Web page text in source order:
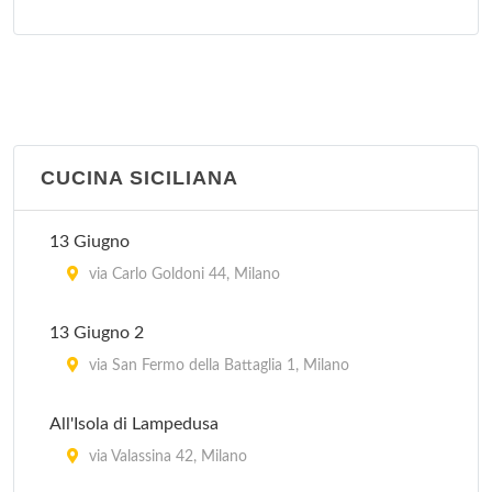
via Goffredo Sigieri 10, Milano
CUCINA SICILIANA
13 Giugno
via Carlo Goldoni 44, Milano
13 Giugno 2
via San Fermo della Battaglia 1, Milano
All'Isola di Lampedusa
via Valassina 42, Milano